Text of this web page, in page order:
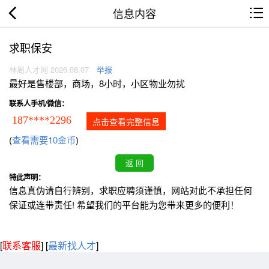
信息内容
求职保安
林周人才网 2026.08.07 举报
最好是售楼部，商场，8小时，小区物业勿扰
联系人手机/微信：
187****2296 点击查看完整信息
(查看需要10金币)
特此声明：
信息真伪请自行辨别，求职应聘须谨慎，网站对此不承担任何
保证或连带责任! 希望我们的平台能为您带来更多的便利！
[联系客服] [最新找人才]